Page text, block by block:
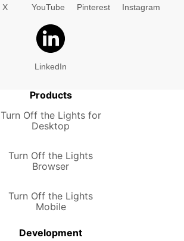
X YouTube Pinterest Instagram
LinkedIn
Products
Turn Off the Lights for
Desktop
Turn Off the Lights
Browser
Turn Off the Lights
Mobile
Development